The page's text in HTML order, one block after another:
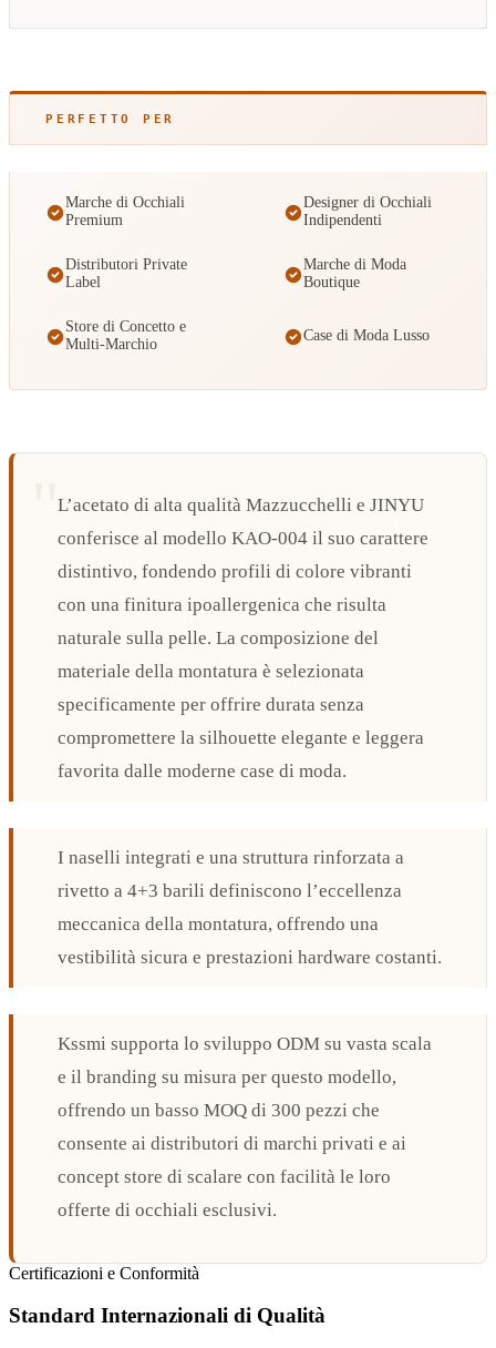
PERFETTO PER
Marche di Occhiali
Premium
Designer di Occhiali
Indipendenti
Distributori Private
Label
Marche di Moda
Boutique
Store di Concetto e
Multi-Marchio
Case di Moda Lusso
L’acetato di alta qualità Mazzucchelli e JINYU
conferisce al modello KAO-004 il suo carattere
distintivo, fondendo profili di colore vibranti
con una finitura ipoallergenica che risulta
naturale sulla pelle. La composizione del
materiale della montatura è selezionata
specificamente per offrire durata senza
compromettere la silhouette elegante e leggera
favorita dalle moderne case di moda.
I naselli integrati e una struttura rinforzata a
rivetto a 4+3 barili definiscono l’eccellenza
meccanica della montatura, offrendo una
vestibilità sicura e prestazioni hardware costanti.
Kssmi supporta lo sviluppo ODM su vasta scala
e il branding su misura per questo modello,
offrendo un basso MOQ di 300 pezzi che
consente ai distributori di marchi privati e ai
concept store di scalare con facilità le loro
offerte di occhiali esclusivi.
Certificazioni e Conformità
Standard Internazionali di Qualità